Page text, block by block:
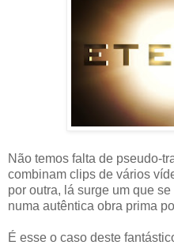
Não temos falta de pseudo-
combinam clips de vários
por outra, lá surge um que
numa autêntica obra prima
É esse o caso deste